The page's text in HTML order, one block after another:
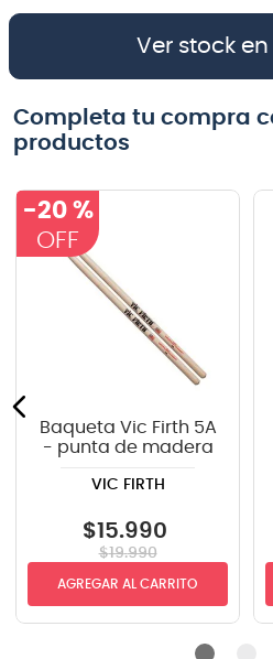
Ver stock
Completa tu compra
productos
-20 %
Baqueta Vic Firth 5A
- punta de madera
VIC FIRTH
$15.990
$19.990
AGREGAR AL CARRITO